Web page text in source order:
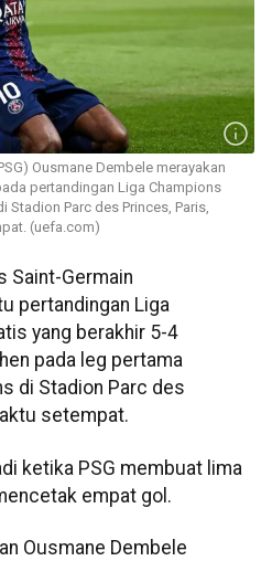
Ousmane Dembele merayakan
pertandingan Liga Champions
Stadion Parc des Princes, Paris,
(uefa.com)
Saint-Germain
pertandingan Liga
yang berakhir 5-4
pada leg pertama
di Stadion Parc des
setempat.
ketika PSG membuat lima
empat gol.
Ousmane Dembele